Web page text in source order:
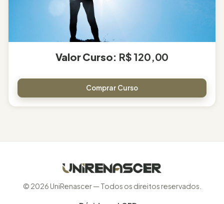
Valor Curso: R$ 120,00
Comprar Curso
© 2026 UniRenascer — Todos os direitos reservados.